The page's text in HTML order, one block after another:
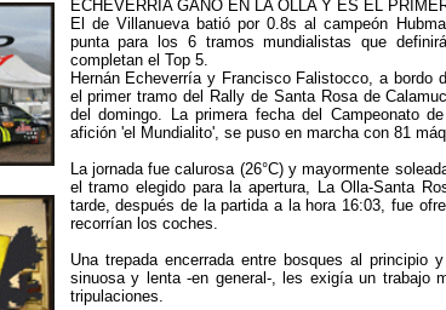
ECHEVERRÍA GANÓ EN LA OLLA Y ES EL
El de Villanueva batió por 0.8s al campeón
punta para los 6 tramos mundialistas que
completan el Top 5.
Hernán Echeverría y Francisco Falistocco, a bordo
el primer tramo del Rally de Santa Rosa de
del domingo. La primera fecha del Campeonato
afición 'el Mundialito', se puso en marcha con 81
La jornada fue calurosa (26°C) y mayormente
el tramo elegido para la apertura, La Olla-Santa
tarde, después de la partida a la hora 16:03, fue
recorrían los coches.
Una trepada encerrada entre bosques al principio
sinuosa y lenta -en general-, les exigía un trabajo
tripulaciones.